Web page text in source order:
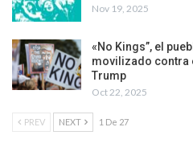
Nov 19, 2025
«No Kings”, el
movilizado contra
Trump
Oct 22, 2025
PREV NEXT 1 De 27